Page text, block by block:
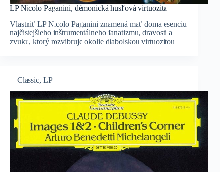
LP Nicolo Paganini, démonická husľová virtuozita
Vlastniť LP Nicolo Paganini znamená mať doma esenciu
najčistejšieho inštrumentálneho fanatizmu, dravosti a
zvuku, ktorý rozvibruje okolie diabolskou virtuozitou
Classic, LP